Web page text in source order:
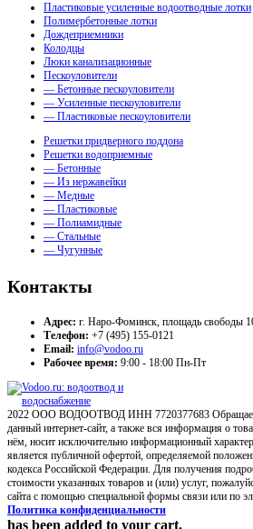
Пластиковые усиленные водоотводные лотки
Полимербетонные лотки
Дождеприемники
Колодцы
Люки канализационные
Пескоуловители
— Бетонные пескоуловители
— Усиленные пескоуловители
— Пластиковые пескоуловители
Решетки придверного поддона
Решетки водоприемные
— Бетонные
— Из нержавейки
— Медные
— Пластиковые
— Полиамидные
— Стальные
— Чугунные
Контакты
Адрес: г. Наро-Фоминск, площадь свободы
Телефон: +7 (495) 155-0121
Email: info@vodoo.ru
Рабочее время: 9:00 - 18:00 Пн-Пт
2022 ООО ВОДООТВОД ИНН 7720377683 Обращаем
данный интернет-сайт, а также вся информация о
нём, носит исключительно информационный
является публичной офертой, определяемой
кодекса Российской Федерации. Для получения
стоимости указанных товаров и (или) услуг,
сайта с помощью специальной формы связи или по
Политика конфиденциальности
has been added to your cart.